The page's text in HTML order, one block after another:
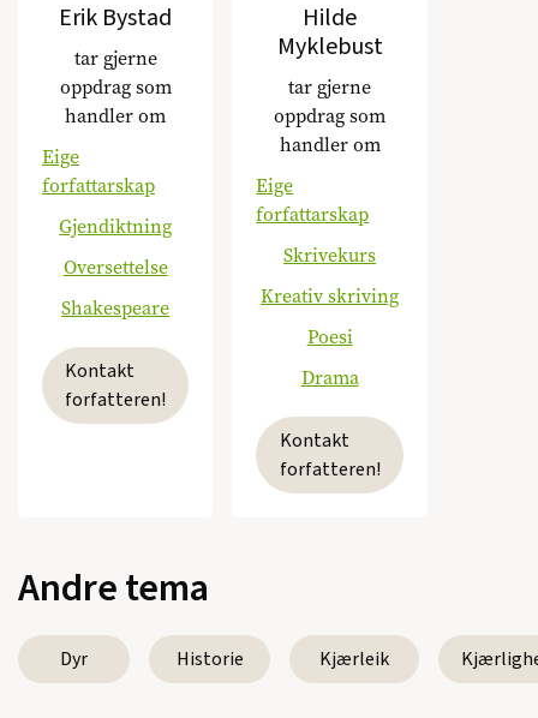
Erik Bystad
tar gjerne
oppdrag som
handler om
Eige
forfattarskap
Gjendiktning
Oversettelse
Shakespeare
Kontakt
forfatteren!
Hilde
Myklebust
tar gjerne
oppdrag som
handler om
Eige
forfattarskap
Skrivekurs
Kreativ skriving
Poesi
Drama
Kontakt
forfatteren!
Andre tema
Dyr Historie Kjærleik